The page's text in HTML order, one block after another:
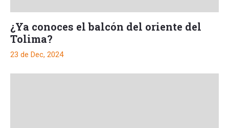
¿Ya conoces el balcón del oriente del
Tolima?
23 de Dec, 2024